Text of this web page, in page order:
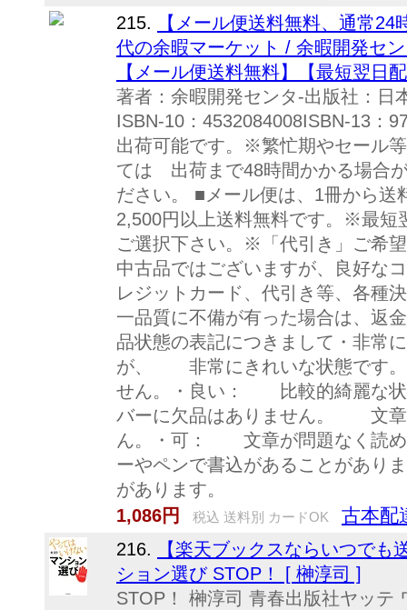
215.
【メール便送料無料、通常
代の余暇マーケット / 余暇開発セ
【メール便送料無料】【最短翌日
著者：余暇開発センタ-出版社：日
ISBN-10：4532084008ISBN-13：
出荷可能です。※繁忙期やセール
ては 出荷まで48時間かかる場合
ださい。 ■メール便は、1冊から
2,500円以上送料無料です。※最短
ご選択下さい。※「代引き」ご希
中古品ではございますが、良好な
レジットカード、代引き等、各種
一品質に不備が有った場合は、返
品状態の表記につきまして・非
が、 非常にきれいな状態です
せん。・良い： 比較的綺麗な
バーに欠品はありません。 文章
ん。・可： 文章が問題なく読
ーやペンで書込があることがあ
があります。
1,086円
税込 送料別 カードOK 古本配
216.
【楽天ブックスならいつで
ション選び STOP！ [ 榊淳司 ]
STOP！ 榊淳司 青春出版社ヤッテ